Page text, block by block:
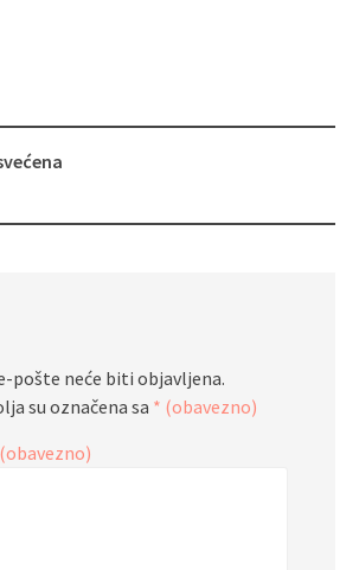
pošte neće biti objavljena.
su označena sa * (obavezno)